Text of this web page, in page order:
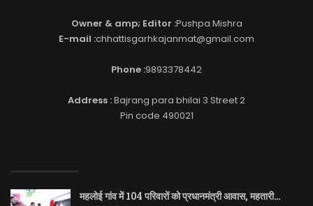
Owner & amp; Editor :Pushpa Mishra
E-mail :chhattisgarhkajanmat@gmail.com
Phone :9893378442
Address :Bajrang para bhilai 3 Street 2
Pin code 490021
महलोई गांव में 104 परिवारों को प्रधानमंत्री आवास, महतारी…